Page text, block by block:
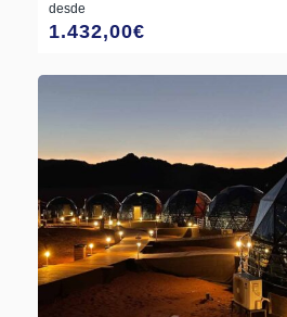
desde
1.432,00€